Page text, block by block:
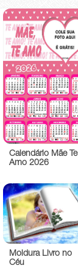
Calendário Mãe Te
Amo 2026
Moldura Livro no
Céu